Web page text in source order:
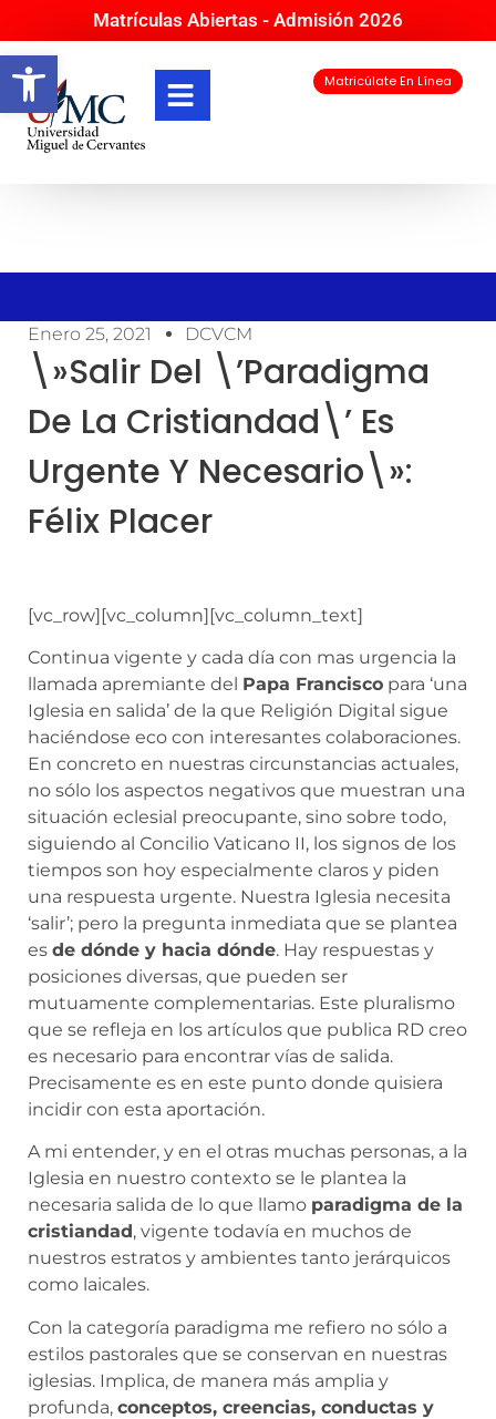
Abrir barra de herramientas
Matrículas Abiertas - Admisión 2026
Matricúlate En Línea
Enero 25, 2021 DCVCM
\»Salir Del \’paradigma
De La Cristiandad\’ Es
Urgente Y Necesario\»:
Félix Placer
[vc_row][vc_column][vc_column_text]
Continua vigente y cada día con mas urgencia la
llamada apremiante del Papa Francisco para ‘una
Iglesia en salida’ de la que Religión Digital sigue
haciéndose eco con interesantes colaboraciones.
En concreto en nuestras circunstancias actuales,
no sólo los aspectos negativos que muestran una
situación eclesial preocupante, sino sobre todo,
siguiendo al Concilio Vaticano II, los signos de los
tiempos son hoy especialmente claros y piden
una respuesta urgente. Nuestra Iglesia necesita
‘salir’; pero la pregunta inmediata que se plantea
es de dónde y hacia dónde. Hay respuestas y
posiciones diversas, que pueden ser
mutuamente complementarias. Este pluralismo
que se refleja en los artículos que publica RD creo
es necesario para encontrar vías de salida.
Precisamente es en este punto donde quisiera
incidir con esta aportación.
A mi entender, y en el otras muchas personas, a la
Iglesia en nuestro contexto se le plantea la
necesaria salida de lo que llamo paradigma de la
cristiandad , vigente todavía en muchos de
nuestros estratos y ambientes tanto jerárquicos
como laicales.
Con la categoría paradigma me refiero no sólo a
estilos pastorales que se conservan en nuestras
iglesias. Implica, de manera más amplia y
profunda, conceptos, creencias, conductas y